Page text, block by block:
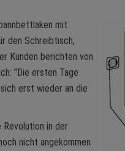
mit
den Schreibtisch,
Kunden berichten von
"Die ersten Tage
erst wieder an die
in der
nicht angekommen